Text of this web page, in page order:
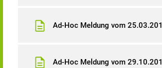
Ad-Hoc Meldung vom
Ad-Hoc Meldung vom